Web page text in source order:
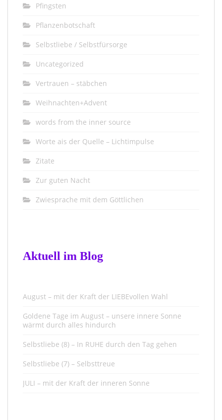
Pfingsten
Pflanzenbotschaft
Selbstliebe / Selbstfürsorge
Uncategorized
Vertrauen – stäbchen
Weihnachten+Advent
words from the inner source
Worte ais der Quelle – Lichtimpulse
Zitate
Zur guten Nacht
Zwiesprache mit dem Göttlichen
Aktuell im Blog
August – mit der Kraft der LIEBEvollen Wahl
Goldene Tage im August – unsere innere Sonne
wärmt durch alles hindurch
Selbstliebe (8) – In RUHE durch den Tag gehen
Selbstliebe (7) – Selbsttreue
JULI – mit der Kraft der inneren Sonne